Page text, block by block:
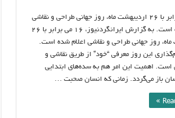
۱۶ می برابر با ۲۶ اردیبهشت ماه، روز جهانی طراحی و نقاشی
اعلام شده است. به گزارش ایرانگردنیوز، ۱۶ می برابر با ۲۶
ماه، روز جهانی طراحی و نقاشی اعلام شده است.
این روز معرفی “خود” از طریق نقاشی و
است. اهمیت این امر هم به سده‌های ابتدایی
باز می‌گردد. زمانی که انسان صحبت …